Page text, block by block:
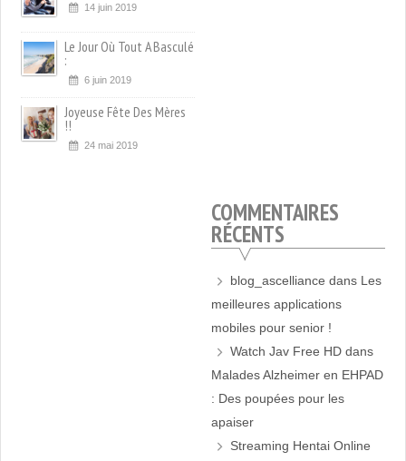
14 juin 2019
Le Jour Où Tout A Basculé
:
6 juin 2019
Joyeuse Fête Des Mères
!!
24 mai 2019
COMMENTAIRES
RÉCENTS
blog_ascelliance dans Les
meilleures applications
mobiles pour senior !
Watch Jav Free HDdans
Malades Alzheimer en EHPAD
: Des poupées pour les
apaiser
Streaming Hentai Online